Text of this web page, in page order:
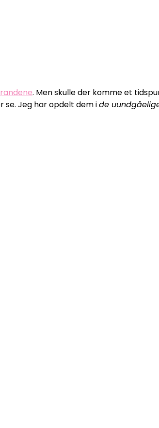
. Men skulle der komme et
se. Jeg har opdelt dem ide